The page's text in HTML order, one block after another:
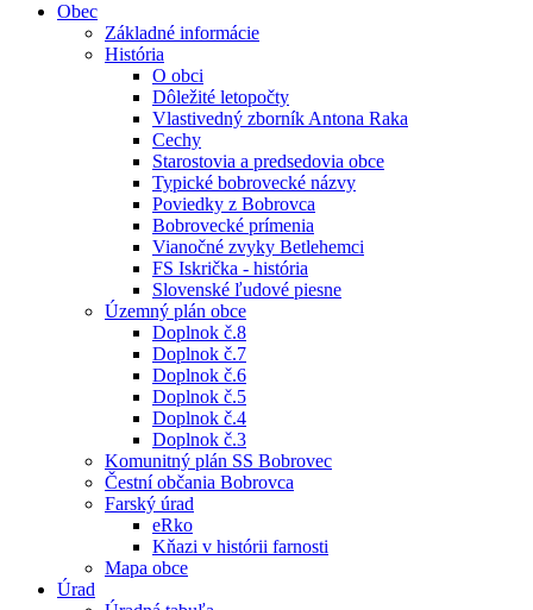
Obec
Základné informácie
História
O obci
Dôležité letopočty
Vlastivedný zborník Antona Raka
Cechy
Starostovia a predsedovia obce
Typické bobrovecké názvy
Poviedky z Bobrovca
Bobrovecké prímenia
Vianočné zvyky Betlehemci
FS Iskrička - história
Slovenské ľudové piesne
Územný plán obce
Doplnok č.8
Doplnok č.7
Doplnok č.6
Doplnok č.5
Doplnok č.4
Doplnok č.3
Komunitný plán SS Bobrovec
Čestní občania Bobrovca
Farský úrad
eRko
Kňazi v histórii farnosti
Mapa obce
Úrad